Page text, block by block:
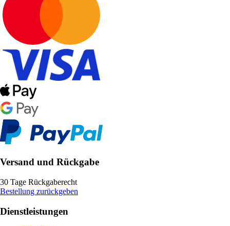
Versand und Rückgabe
30 Tage Rückgaberecht
Bestellung zurückgeben
Dienstleistungen